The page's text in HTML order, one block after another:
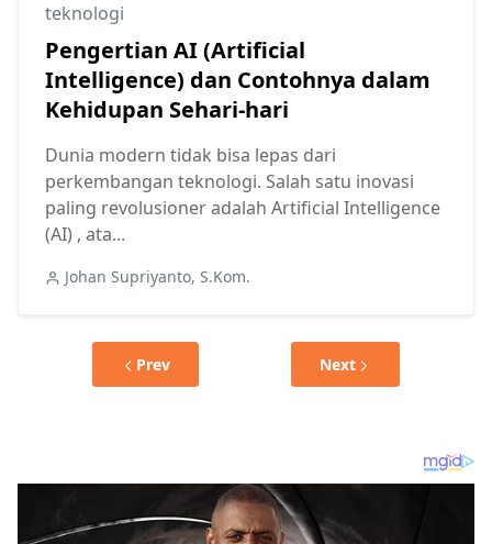
teknologi
Pengertian AI (Artificial
Intelligence) dan Contohnya dalam
Kehidupan Sehari-hari
Dunia modern tidak bisa lepas dari
perkembangan teknologi. Salah satu inovasi
paling revolusioner adalah Artificial Intelligence
(AI) , ata...
Johan Supriyanto, S.Kom.
Prev Next